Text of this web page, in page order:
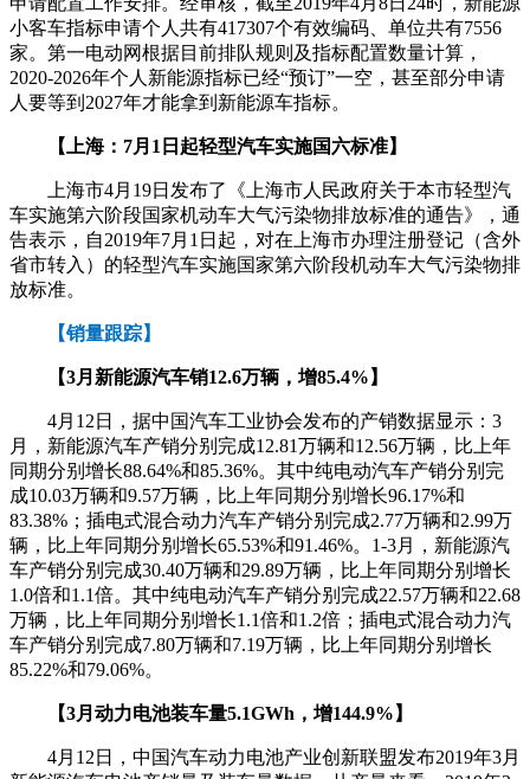
小客车指标申请个人共有417307个有效编码、单位共有7556
家。第一电动网根据目前排队规则及指标配置数量计算，
2020-2026年个人新能源指标已经“预订”一空，甚至部分申请
人要等到2027年才能拿到新能源车指标。
【上海：7月1日起轻型汽车实施国六标准】
上海市4月19日发布了《上海市人民政府关于本市轻型汽
车实施第六阶段国家机动车大气污染物排放标准的通告》，通
告表示，自2019年7月1日起，对在上海市办理注册登记（含外
省市转入）的轻型汽车实施国家第六阶段机动车大气污染物排
放标准。
【销量跟踪】
【3月新能源汽车销12.6万辆，增85.4%】
4月12日，据中国汽车工业协会发布的产销数据显示：3
月，新能源汽车产销分别完成12.81万辆和12.56万辆，比上年
同期分别增长88.64%和85.36%。其中纯电动汽车产销分别完
成10.03万辆和9.57万辆，比上年同期分别增长96.17%和
83.38%；插电式混合动力汽车产销分别完成2.77万辆和2.99万
辆，比上年同期分别增长65.53%和91.46%。1-3月，新能源汽
车产销分别完成30.40万辆和29.89万辆，比上年同期分别增长
1.0倍和1.1倍。其中纯电动汽车产销分别完成22.57万辆和22.68
万辆，比上年同期分别增长1.1倍和1.2倍；插电式混合动力汽
车产销分别完成7.80万辆和7.19万辆，比上年同期分别增长
85.22%和79.06%。
【3月动力电池装车量5.1GWh，增144.9%】
4月12日，中国汽车动力电池产业创新联盟发布2019年3月